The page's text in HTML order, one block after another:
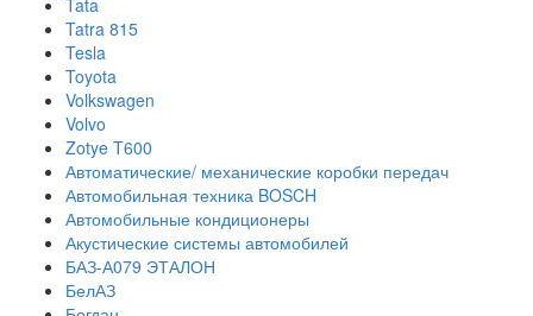
Tata
Tatra 815
Tesla
Toyota
Volkswagen
Volvo
Zotye T600
Автоматические/ механические коробки передач
Автомобильная техника BOSCH
Автомобильные кондиционеры
Акустические системы автомобилей
БАЗ-А079 ЭТАЛОН
БелАЗ